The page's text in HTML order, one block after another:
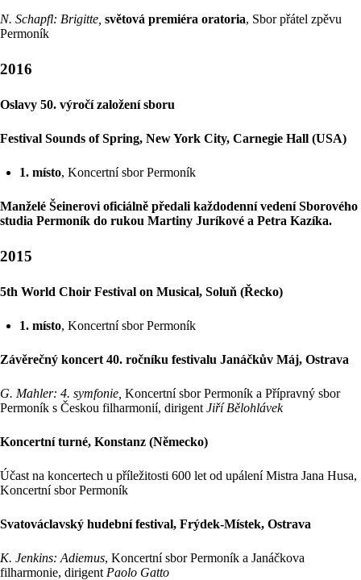
N. Schapfl: Brigitte, světová premiéra oratoria, Sbor přátel zpěvu
Permoník
2016
Oslavy 50. výročí založení sboru
Festival Sounds of Spring, New York City, Carnegie Hall (USA)
1. místo, Koncertní sbor Permoník
Manželé Šeinerovi oficiálně předali každodenní vedení Sborového
studia Permoník do rukou Martiny Juríkové a Petra Kazíka.
2015
5th World Choir Festival on Musical, Soluň (Řecko)
1. místo, Koncertní sbor Permoník
Závěrečný koncert 40. ročníku festivalu Janáčkův Máj, Ostrava
G. Mahler: 4. symfonie, Koncertní sbor Permoník a Přípravný sbor
Permoník s Českou filharmonií, dirigent Jiří Bělohlávek
Koncertní turné, Konstanz (Německo)
Účast na koncertech u příležitosti 600 let od upálení Mistra Jana Husa,
Koncertní sbor Permoník
Svatováclavský hudební festival, Frýdek-Místek, Ostrava
K. Jenkins: Adiemus, Koncertní sbor Permoník a Janáčkova
filharmonie, dirigent Paolo Gatto